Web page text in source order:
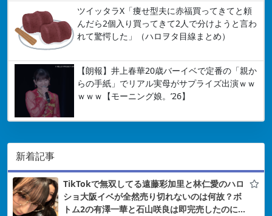
ツイッタラX「痩せ型夫に赤福買ってきてと頼
んだら2個入り買ってきて2人で分けようと言わ
れて驚愕した」（ハロヲタ目線まとめ）
【朗報】井上春華20歳バーイベで定番の「親か
らの手紙」でリアル実母がサプライズ出演ｗｗ
ｗｗｗ【モーニング娘。’26】
新着記事
TikTokで無双してる遠藤彩加里と林仁愛のハロ
ショ大阪イベが全然売り切れないのは何故？ボ
トム2の有澤一華と石山咲良は即完売したのに…